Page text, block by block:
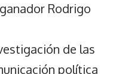
Rodrigo
de las
política